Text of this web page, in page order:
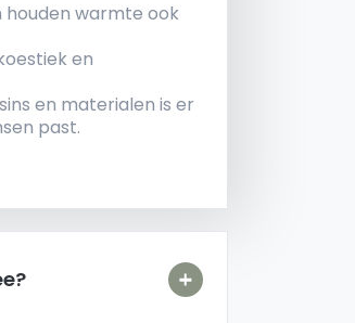
houden warmte ook
en
en materialen is er
past.